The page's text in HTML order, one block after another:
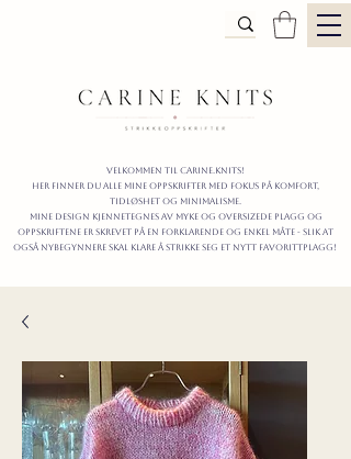
Velkommen til carine.knits!
Her finner du alle mine oppskrifter MED FOKUS PÅ KOMFORT,
TIDLØShet OG MINIMALISme.
mine design kjennetegnes av myke og oversizede plagg og
oppskriftene er skrevet på en forklarende og enkel måte - slik at
også nybegynnere skal klare å strikke seg et nytt favorittplagg!